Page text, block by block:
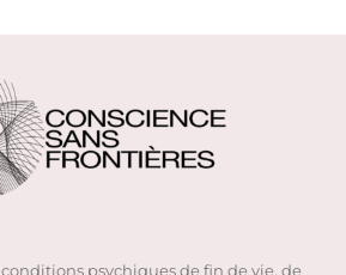
psychiques de fin de vie, de